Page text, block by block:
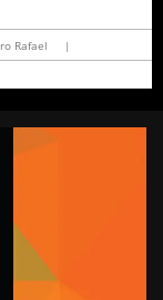
Rafael |